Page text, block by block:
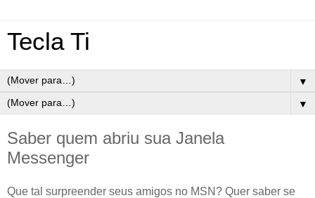
Tecla Ti
▼
▼
Saber quem abriu sua Janela
Messenger
Que tal surpreender seus amigos no MSN? Quer saber se